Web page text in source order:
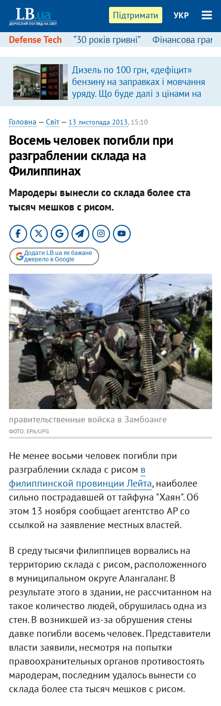
Підтримати УКР
Defense Tech “30 років гривні” Фінансова
Дизель по 100 грн, «дефіцит»
бензину на заправках і мовчання
уряду. Що буде далі з цінами на
пальне?
Головна — Світ— 13 листопада 2013, 15:10
Восемь человек погибли при
разграблении склада на
Филиппинах
Мародеры вынесли со склада более ста
тысяч мешков с рисом.
Додати LB.ua як бажане
джерело в Google
правительственные войска в Замбоанге
ФОТО: EPA/UPG
Не менее восьми человек погибли при
разграблении склада с рисом в
филиппинской провинции Лейта, наиболее
сильно пострадавшей от тайфуна "Хаян". Об
этом 13 ноября сообщает агентство AP со
ссылкой на заявление местных властей.
В среду тысячи филиппицев ворвались на
территорию склада с рисом, расположенного
в муниципальном округе Алангаланг. В
результате этого в здании, не рассчитанном на
такое количество людей, обрушилась одна из
стен. В возникшей из-за обрушения стены
давке погибли восемь человек. Представители
власти заявили, несмотря на попытки
правоохранительных органов противостоять
мародерам, последним удалось вынести со
склада более ста тысяч мешков с рисом.